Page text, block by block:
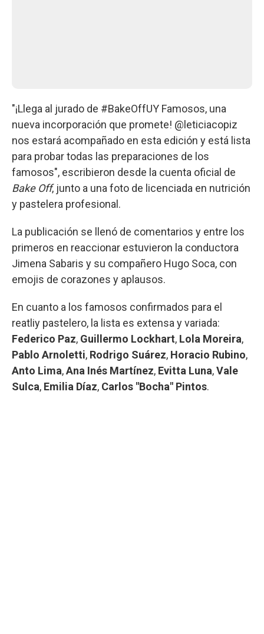
"¡Llega al jurado de #BakeOffUY Famosos, una
nueva incorporación que promete! @leticiacopiz
nos estará acompañado en esta edición y está lista
para probar todas las preparaciones de los
famosos", escribieron desde la cuenta oficial de
Bake Off, junto a una foto de licenciada en nutrición
y pastelera profesional.
La publicación se llenó de comentarios y entre los
primeros en reaccionar estuvieron la conductora
Jimena Sabaris y su compañero Hugo Soca, con
emojis de corazones y aplausos.
En cuanto a los famosos confirmados para el
reatliy pastelero, la lista es extensa y variada:
Federico Paz, Guillermo Lockhart, Lola Moreira,
Pablo Arnoletti, Rodrigo Suárez, Horacio Rubino,
Anto Lima,Ana Inés Martínez, Evitta Luna,Vale
Sulca, Emilia Díaz, Carlos "Bocha" Pintos.